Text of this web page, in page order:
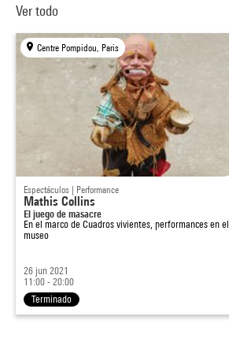
Ver todo
Centre Pompidou, Paris
Espectáculos | Performance
Mathis Collins
El juego de masacre
En el marco de Cuadros vivientes, performances en el
museo
26 jun 2021
11:00 - 20:00
Terminado